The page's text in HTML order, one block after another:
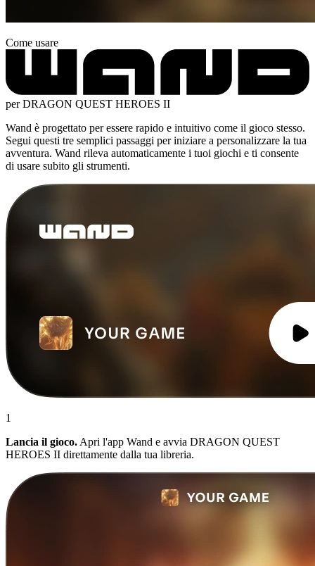
Come usare
per DRAGON QUEST HEROES II
Wand è progettato per essere rapido e intuitivo come il gioco stesso.
Segui questi tre semplici passaggi per iniziare a personalizzare la tua
avventura. Wand rileva automaticamente i tuoi giochi e ti consente
di usare subito gli strumenti.
1
Lancia il gioco. Apri l'app Wand e avvia DRAGON QUEST
HEROES II direttamente dalla tua libreria.